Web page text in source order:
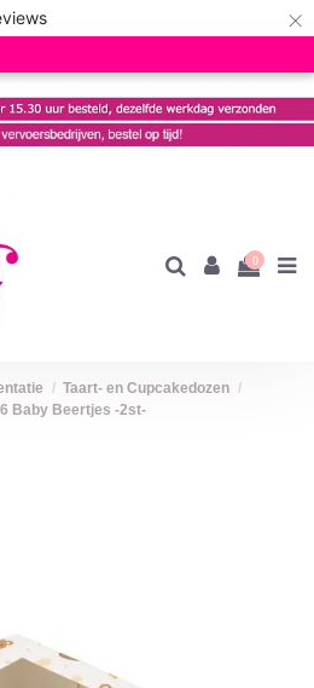
×
0
Taart- en Cupcakedozen
Baby Beertjes -2st-